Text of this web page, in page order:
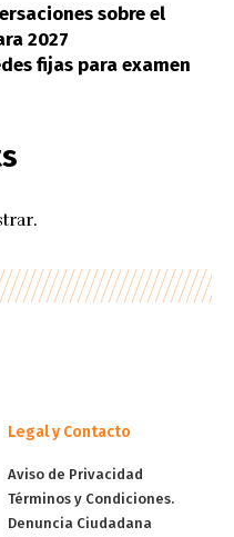
sobre el
2027
fijas para examen
Legal y Contacto
Aviso de Privacidad
Términos y Condiciones.
Denuncia Ciudadana